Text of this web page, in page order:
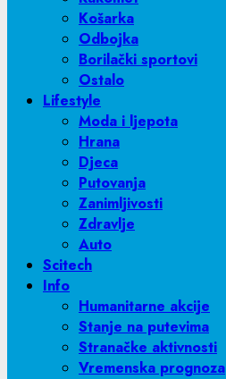
Košarka
Odbojka
Borilački sportovi
Ostalo
Lifestyle
Moda i ljepota
Hrana
Djeca
Putovanja
Zanimljivosti
Zdravlje
Auto
Scitech
Info
Humanitarne akcije
Stanje na putevima
Stranačke aktivnosti
Vremenska prognoza